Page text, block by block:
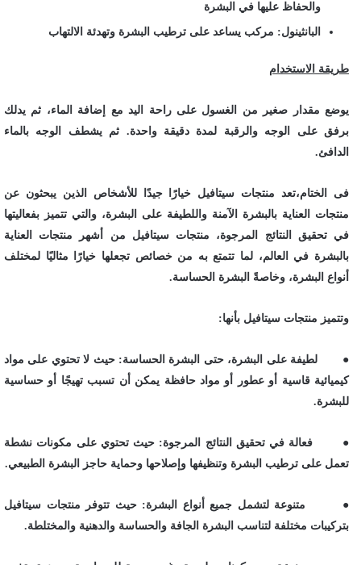
والحفاظ عليها في البشرة
البانثينول: مركب يساعد على ترطيب البشرة وتهدئة الالتهاب
طريقة الاستخدام
يوضع مقدار صغير من الغسول على راحة اليد مع إضافة الماء، ثم يدلك
برفق على الوجه والرقبة لمدة دقيقة واحدة. ثم يشطف الوجه بالماء
الدافئ.
فى الختام،تعد منتجات سيتافيل خيارًا جيدًا للأشخاص الذين يبحثون عن
منتجات العناية بالبشرة الآمنة واللطيفة على البشرة، والتي تتميز بفعاليتها
في تحقيق النتائج المرجوة، منتجات سيتافيل من أشهر منتجات العناية
بالبشرة في العالم، لما تتمتع به من خصائص تجعلها خيارًا مثاليًا لمختلف
أنواع البشرة، وخاصةً البشرة الحساسة.
وتتميز منتجات سيتافيل بأنها:
● لطيفة على البشرة، حتى البشرة الحساسة: حيث لا تحتوي على مواد
كيميائية قاسية أو عطور أو مواد حافظة يمكن أن تسبب تهيجًا أو حساسية
للبشرة.
● فعالة في تحقيق النتائج المرجوة: حيث تحتوي على مكونات نشطة
تعمل على ترطيب البشرة وتنظيفها وإصلاحها وحماية حاجز البشرة الطبيعي.
● متنوعة لتشمل جميع أنواع البشرة: حيث تتوفر منتجات سيتافيل
بتركيبات مختلفة لتناسب البشرة الجافة والحساسة والدهنية والمختلطة.